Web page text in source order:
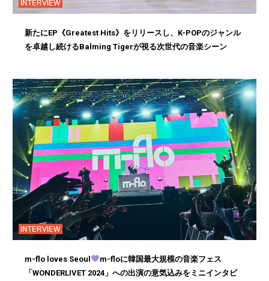
INTERVIEW
新たにEP《Greatest Hits》をリリースし、K-POPのジャンル
を卓越し続けるBalming Tigerが視る次世代の音楽シーン
INTERVIEW
m-flo loves Seoul
m-floに韓国最大規模の音楽フェス
「WONDERLIVET 2024」への出演の意気込みをミニインタビ